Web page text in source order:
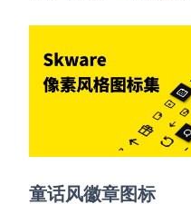
童话风徽章图标